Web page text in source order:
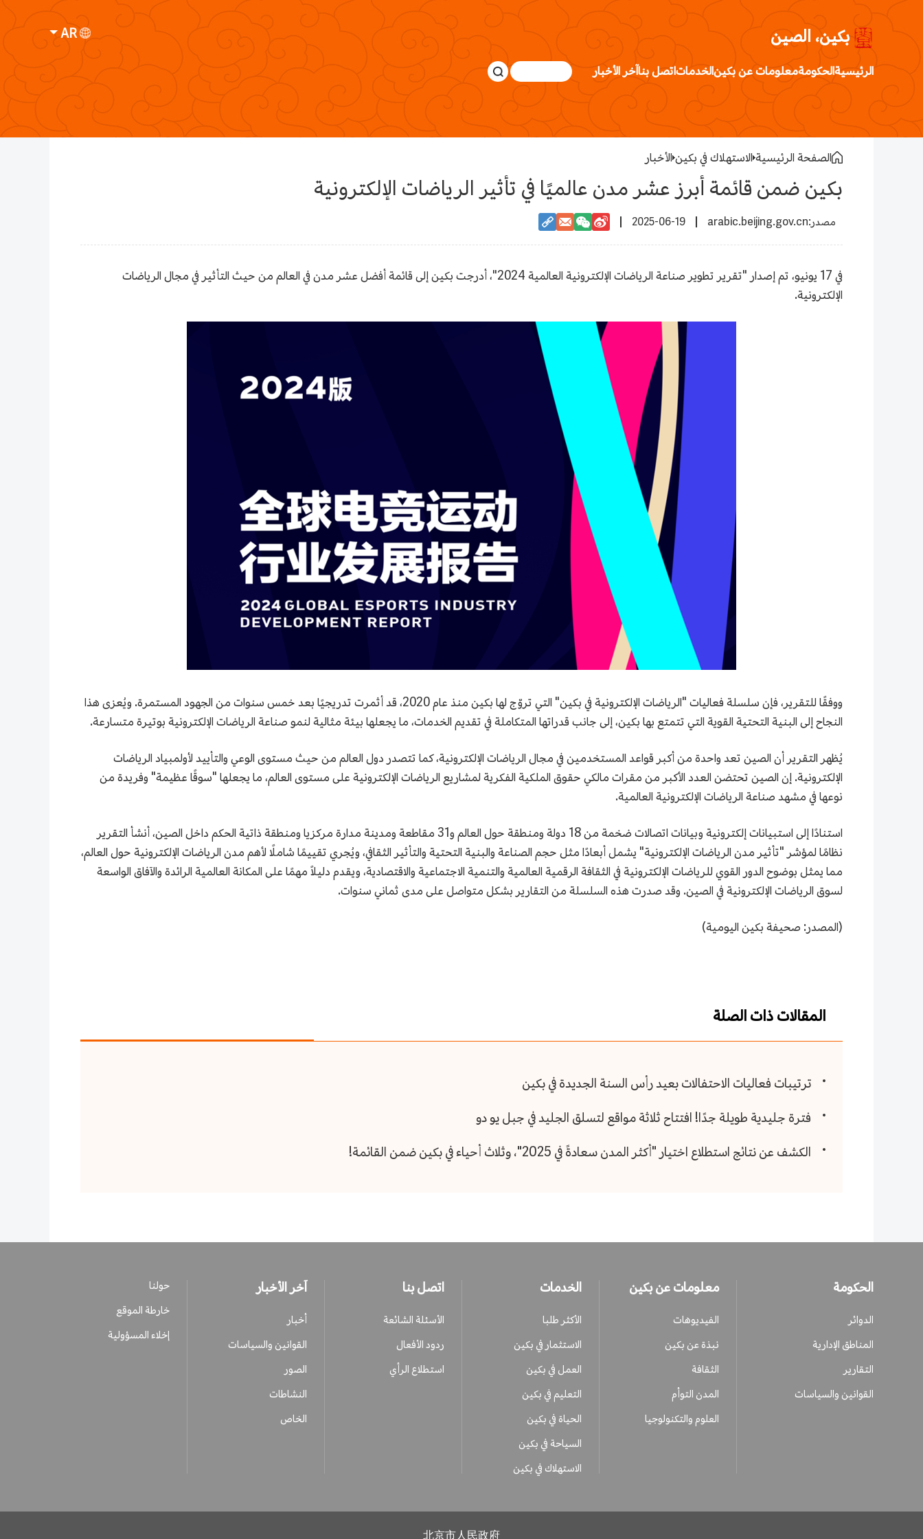
بكين، الصين AR
الرئيسيةالحكومةمعلومات عن بكينالخدماتاتصل بناآخر الأخبار
الصفحة الرئيسية الاستهلاك في بكين الأخبار
بكين ضمن قائمة أبرز عشر مدن عالميًا في تأثير الرياضات الإلكترونية
arabic.beijing.gov.cn
2025-06-19
في 17 يونيو، تم إصدار "تقرير تطوير صناعة الرياضات الإلكترونية العالمية 2024"، أدرجت بكين إلى قائمة أفضل عشر مدن في العالم من حيث التأثير في مجال الرياضات
الإلكترونية.
ووفقًا للتقرير، فإن سلسلة فعاليات "الرياضات الإلكترونية في بكين" التي تروّج لها بكين منذ عام 2020، قد أثمرت تدريجيًا بعد خمس سنوات من الجهود المستمرة. ويُعزى هذا
النجاح إلى البنية التحتية القوية التي تتمتع بها بكين، إلى جانب قدراتها المتكاملة في تقديم الخدمات، ما يجعلها بيئة مثالية لنمو صناعة الرياضات الإلكترونية بوتيرة متسارعة.
يُظهر التقرير أن الصين تعد واحدة من أكبر قواعد المستخدمين في مجال الرياضات الإلكترونية، كما تتصدر دول العالم من حيث مستوى الوعي والتأييد لأولمبياد الرياضات
الإلكترونية. إن الصين تحتضن العدد الأكبر من مقرات مالكي حقوق الملكية الفكرية لمشاريع الرياضات الإلكترونية على مستوى العالم، ما يجعلها "سوقًا عظيمة" وفريدة من
نوعها في مشهد صناعة الرياضات الإلكترونية العالمية.
استنادًا إلى استبيانات إلكترونية وبيانات اتصالات ضخمة من 18 دولة ومنطقة حول العالم و31 مقاطعة ومدينة مدارة مركزيا ومنطقة ذاتية الحكم داخل الصين، أنشأ التقرير
نظامًا لمؤشر "تأثير مدن الرياضات الإلكترونية" يشمل أبعادًا مثل حجم الصناعة والبنية التحتية والتأثير الثقافي، ويُجري تقييمًا شاملًا لأهم مدن الرياضات الإلكترونية حول العالم،
مما يمثل بوضوح الدور القوي للرياضات الإلكترونية في الثقافة الرقمية العالمية والتنمية الاجتماعية والاقتصادية، ويقدم دليلاً مهمًا على المكانة العالمية الرائدة والآفاق الواسعة
لسوق الرياضات الإلكترونية في الصين. وقد صدرت هذه السلسلة من التقارير بشكل متواصل على مدى ثماني سنوات.
(المصدر: صحيفة بكين اليومية)
المقالات ذات الصلة
ترتيبات فعاليات الاحتفالات بعيد رأس السنة الجديدة في بكين
فترة جليدية طويلة جدًا! افتتاح ثلاثة مواقع لتسلق الجليد في جبل يو دو
الكشف عن نتائج استطلاع اختيار "أكثر المدن سعادةً في 2025"، وثلاث أحياء في بكين ضمن القائمة!
الحكومة
الدوائر
المناطق الإدارية
التقارير
القوانين والسياسات
معلومات عن بكين
الفيديوهات
نبذة عن بكين
الثقافة
المدن التوأم
العلوم والتكنولوجيا
الخدمات
الأكثر طلبا
الاستثمار في بكين
العمل في بكين
التعليم في بكين
الحياة في بكين
السياحة في بكين
الاستهلاك في بكين
اتصل بنا
الأسئلة الشائعة
ردود الأفعال
استطلاع الرأي
آخر الأخبار
أخبار
القوانين والسياسات
الصور
النشاطات
الخاص
حولنا
خارطة الموقع
إخلاء المسؤولية
北京市人民政府